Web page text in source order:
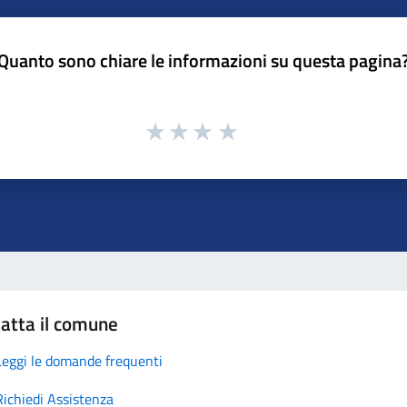
sono chiare le informazioni su questa
il comune
le domande frequenti
Assistenza